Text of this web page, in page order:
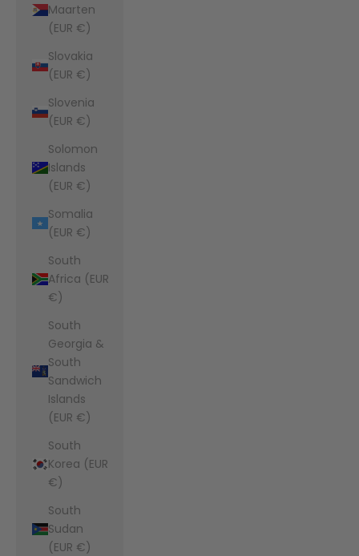
Maarten
(EUR €)
Slovakia
(EUR €)
Slovenia
(EUR €)
Solomon
Islands
(EUR €)
Somalia
(EUR €)
South
Africa (EUR
€)
South
Georgia &
South
Sandwich
Islands
(EUR €)
South
Korea (EUR
€)
South
Sudan
(EUR €)